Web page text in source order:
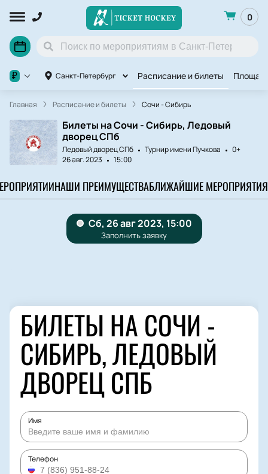
0
Санкт-Петербург Расписание и билеты
₽
Главная Расписание и билеты Сочи - Сибирь
Билеты на Сочи - Сибирь, Ледовый
дворец СПб
Ледовый дворец СПб Турнир имени Пучкова
0+
26 авг. 2023
15:00
НАШИ ПРЕИМУЩЕСТВАБЛИЖАЙШИЕ МЕРОПРИЯТИЯ
БИЛЕТЫ НА СОЧИ -
СИБИРЬ, ЛЕДОВЫЙ
ДВОРЕЦ СПБ
Имя
Телефон